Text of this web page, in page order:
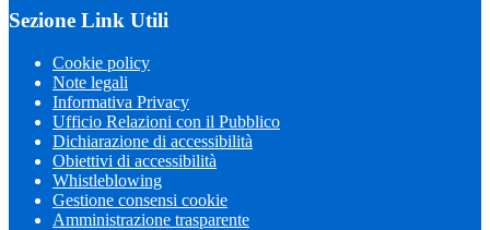
Sezione Link Utili
Cookie policy
Note legali
Informativa Privacy
Ufficio Relazioni con il Pubblico
Dichiarazione di accessibilità
Obiettivi di accessibilità
Whistleblowing
Gestione consensi cookie
Amministrazione trasparente